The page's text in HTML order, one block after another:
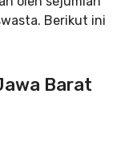
Berikut ini
Barat